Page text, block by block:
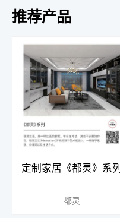
推荐产品
定制家居《都灵》系列
都灵